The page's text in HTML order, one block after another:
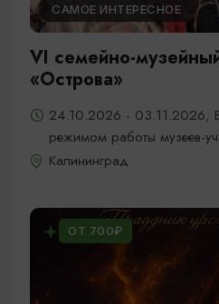
САМОЕ ИНТЕРЕСНОЕ
VI семейно-
«Острова»
24.10.2026 - 03.11.2026, В
режимом работы музеев-
Калининград
ОТ 700₽